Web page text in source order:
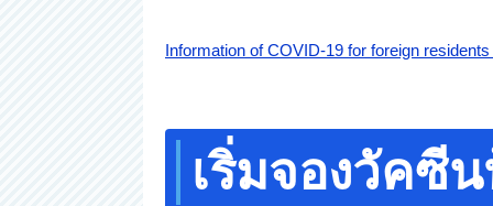
Information of COVID-19 for foreign
เริ่มจองวัคซี